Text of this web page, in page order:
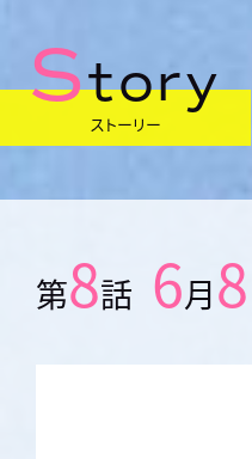
Story
ストーリー
第8話 6月8